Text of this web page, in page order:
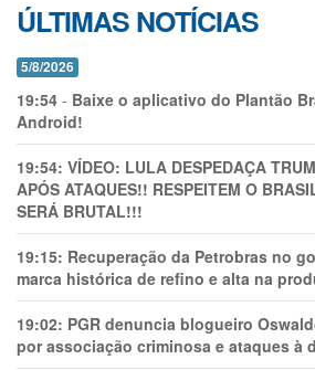
ÚLTIMAS NOTÍCIAS
5/8/2026
19:54 - Baixe o aplicativo do Plantão
Android!
19:54: VÍDEO: LULA DESPEDAÇA
APÓS ATAQUES!! RESPEITEM O
SERÁ BRUTAL!!!
19:15: Recuperação da Petrobras no
marca histórica de refino e alta na
19:02: PGR denuncia blogueiro
por associação criminosa e ataques à